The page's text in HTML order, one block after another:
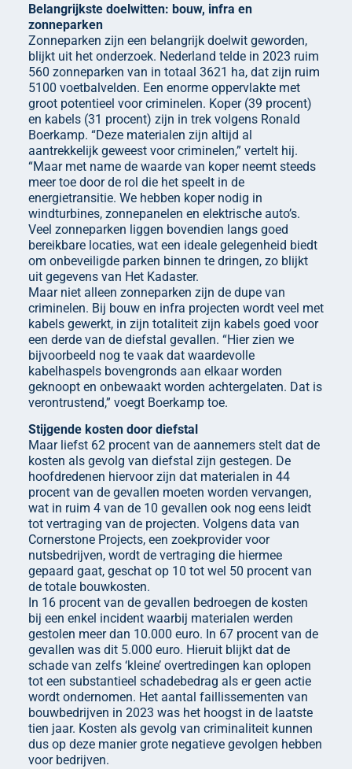
Belangrijkste doelwitten: bouw, infra en
zonneparken
Zonneparken zijn een belangrijk doelwit geworden,
blijkt uit het onderzoek. Nederland telde in 2023 ruim
560 zonneparken van in totaal 3621 ha, dat zijn ruim
5100 voetbalvelden. Een enorme oppervlakte met
groot potentieel voor criminelen. Koper (39 procent)
en kabels (31 procent) zijn in trek volgens Ronald
Boerkamp. “Deze materialen zijn altijd al
aantrekkelijk geweest voor criminelen,” vertelt hij.
“Maar met name de waarde van koper neemt steeds
meer toe door de rol die het speelt in de
energietransitie. We hebben koper nodig in
windturbines, zonnepanelen en elektrische auto’s.
Veel zonneparken liggen bovendien langs goed
bereikbare locaties, wat een ideale gelegenheid biedt
om onbeveiligde parken binnen te dringen, zo blijkt
uit gegevens van Het Kadaster.
Maar niet alleen zonneparken zijn de dupe van
criminelen. Bij bouw en infra projecten wordt veel met
kabels gewerkt, in zijn totaliteit zijn kabels goed voor
een derde van de diefstal gevallen. “Hier zien we
bijvoorbeeld nog te vaak dat waardevolle
kabelhaspels bovengronds aan elkaar worden
geknoopt en onbewaakt worden achtergelaten. Dat is
verontrustend,” voegt Boerkamp toe.
Stijgende kosten door diefstal
Maar liefst 62 procent van de aannemers stelt dat de
kosten als gevolg van diefstal zijn gestegen. De
hoofdredenen hiervoor zijn dat materialen in 44
procent van de gevallen moeten worden vervangen,
wat in ruim 4 van de 10 gevallen ook nog eens leidt
tot vertraging van de projecten. Volgens data van
Cornerstone Projects, een zoekprovider voor
nutsbedrijven, wordt de vertraging die hiermee
gepaard gaat, geschat op 10 tot wel 50 procent van
de totale bouwkosten.
In 16 procent van de gevallen bedroegen de kosten
bij een enkel incident waarbij materialen werden
gestolen meer dan 10.000 euro. In 67 procent van de
gevallen was dit 5.000 euro. Hieruit blijkt dat de
schade van zelfs ‘kleine’ overtredingen kan oplopen
tot een substantieel schadebedrag als er geen actie
wordt ondernomen. Het aantal faillissementen van
bouwbedrijven in 2023 was het hoogst in de laatste
tien jaar. Kosten als gevolg van criminaliteit kunnen
dus op deze manier grote negatieve gevolgen hebben
voor bedrijven.